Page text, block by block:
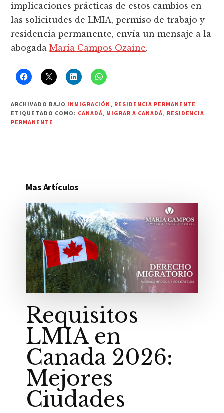
implicaciones prácticas de estos cambios en
las solicitudes de LMIA, permiso de trabajo y
residencia permanente, envía un mensaje a la
abogadaMaría Campos Ozaine.
ARCHIVADO BAJO INMIGRACIÓN, RESIDENCIA PERMANENTE
ETIQUETADO COMO: CANADÁ, MIGRAR A CANADÁ, RESIDENCIA
PERMANENTE
Mas Artículos
Requisitos
LMIA en
Canada 2026:
Mejores
Ciudades